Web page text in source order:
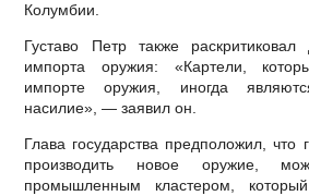
Колумбии.
Густаво Петр также
импорта оружия: «Картели,
импорте оружия, иногда
насилие», — заявил он.
Глава государства предположил, что
производить новое оружие,
промышленным кластером,